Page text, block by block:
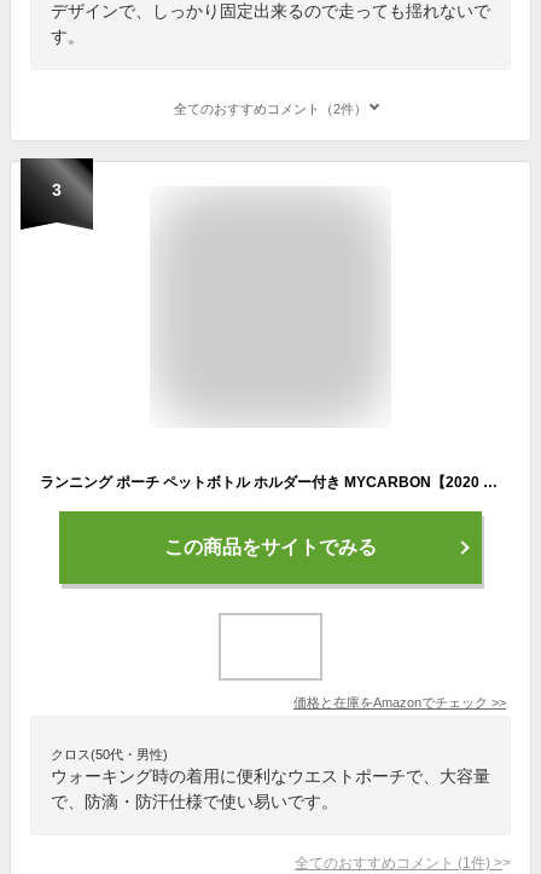
デザインで、しっかり固定出来るので走っても揺れないで
す。
全てのおすすめコメント（2件）
3
ランニング ポーチ ペットボトル ホルダー付き MYCARBON【2020 大容量 防滴・防汗 ウェストバッグ ウォーキングバッグ 旅行 遠足 サイクリング 登山用 軽量 6.6インチまでスマホ収納可能
この商品をサイトでみる
価格と在庫をAmazonでチェック >>
クロス(50代・男性)
ウォーキング時の着用に便利なウエストポーチで、大容量
で、防滴・防汗仕様で使い易いです。
全てのおすすめコメント (1 件) >